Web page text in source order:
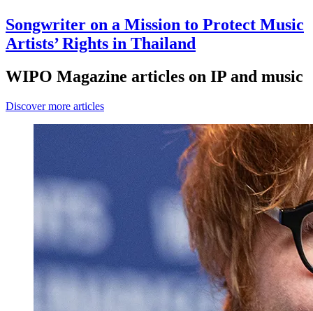
Songwriter on a Mission to Protect Music
Artists’ Rights in Thailand
WIPO Magazine articles on IP and music
Discover more articles